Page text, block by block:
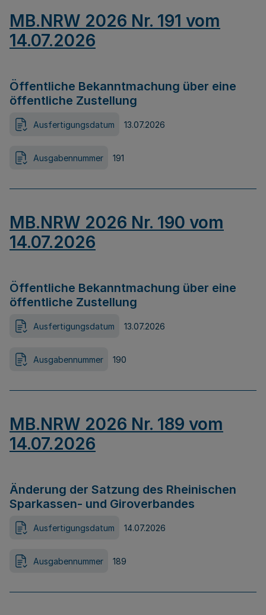
MB.NRW 2026 Nr. 191 vom
14.07.2026
Öffentliche Bekanntmachung über eine
öffentliche Zustellung
Ausfertigungsdatum 13.07.2026
Ausgabennummer 191
MB.NRW 2026 Nr. 190 vom
14.07.2026
Öffentliche Bekanntmachung über eine
öffentliche Zustellung
Ausfertigungsdatum 13.07.2026
Ausgabennummer 190
MB.NRW 2026 Nr. 189 vom
14.07.2026
Änderung der Satzung des Rheinischen
Sparkassen- und Giroverbandes
Ausfertigungsdatum 14.07.2026
Ausgabennummer 189